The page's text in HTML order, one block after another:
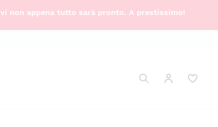
non appena tutto sarà pronto. A prestissimo!
Cerca
Cerca
Il mio Account